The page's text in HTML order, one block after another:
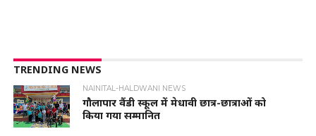
TRENDING NEWS
NAINITAL-HALDWANI NEWS
गौलापार वैंडी स्कूल में मेधावी छात्र-छात्राओं को
किया गया सम्मानित